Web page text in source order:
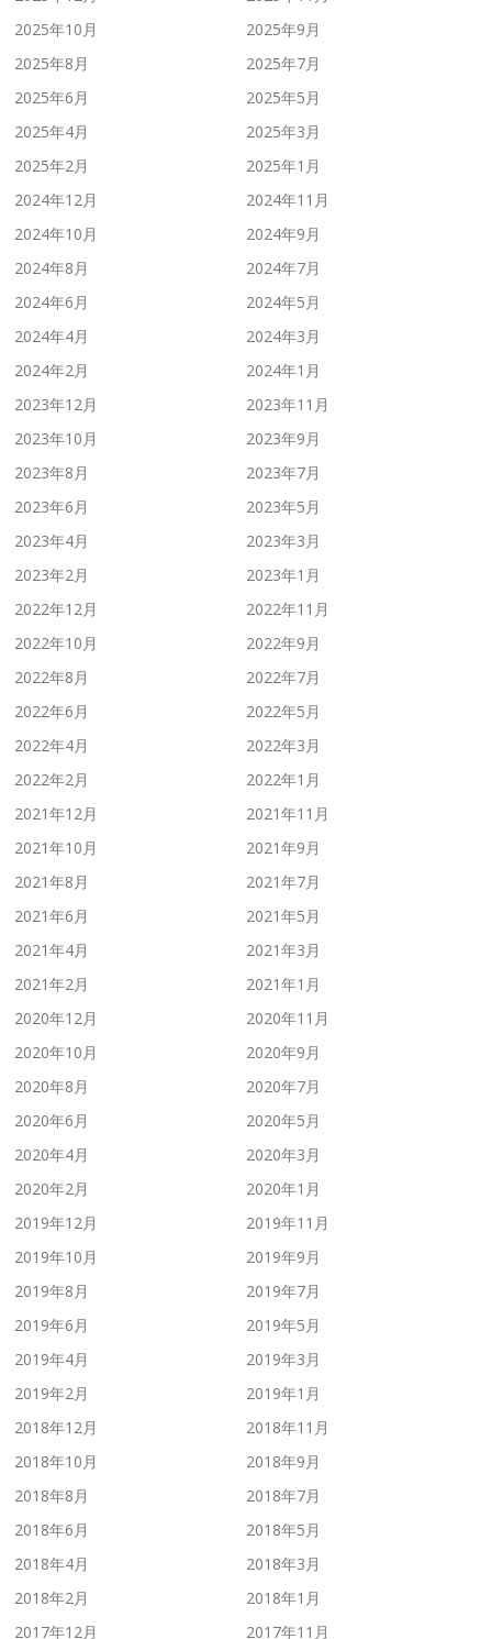
2025年10月
2025年9月
2025年8月
2025年7月
2025年6月
2025年5月
2025年4月
2025年3月
2025年2月
2025年1月
2024年12月
2024年11月
2024年10月
2024年9月
2024年8月
2024年7月
2024年6月
2024年5月
2024年4月
2024年3月
2024年2月
2024年1月
2023年12月
2023年11月
2023年10月
2023年9月
2023年8月
2023年7月
2023年6月
2023年5月
2023年4月
2023年3月
2023年2月
2023年1月
2022年12月
2022年11月
2022年10月
2022年9月
2022年8月
2022年7月
2022年6月
2022年5月
2022年4月
2022年3月
2022年2月
2022年1月
2021年12月
2021年11月
2021年10月
2021年9月
2021年8月
2021年7月
2021年6月
2021年5月
2021年4月
2021年3月
2021年2月
2021年1月
2020年12月
2020年11月
2020年10月
2020年9月
2020年8月
2020年7月
2020年6月
2020年5月
2020年4月
2020年3月
2020年2月
2020年1月
2019年12月
2019年11月
2019年10月
2019年9月
2019年8月
2019年7月
2019年6月
2019年5月
2019年4月
2019年3月
2019年2月
2019年1月
2018年12月
2018年11月
2018年10月
2018年9月
2018年8月
2018年7月
2018年6月
2018年5月
2018年4月
2018年3月
2018年2月
2018年1月
2017年12月
2017年11月